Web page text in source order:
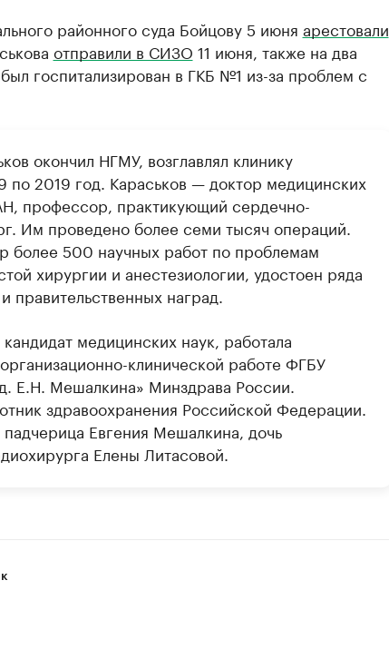
районного суда Бойцову 5 июня арестовали
отправили в СИЗО 11 июня, также на два
госпитализирован в ГКБ №1 из-за проблем с
окончил НГМУ, возглавлял клинику
по 2019 год. Караськов — доктор медицинских
профессор, практикующий сердечно-
Им проведено более семи тысяч операций.
более 500 научных работ по проблемам
хирургии и анестезиологии, удостоен ряда
правительственных наград.
медицинских наук, работала
клинической работе ФГБУ
Е.Н. Мешалкина» Минздрава России.
здравоохранения Российской Федерации.
Евгения Мешалкина, дочь
Елены Литасовой.